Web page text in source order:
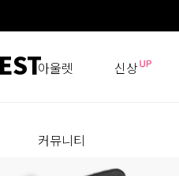
아울렛 신상
커뮤니티